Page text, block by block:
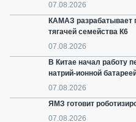
07.08.2026
КАМАЗ разрабатывает
тягачей семейства К6
07.08.2026
В Китае начал работу
натрий-ионной
07.08.2026
ЯМЗ готовит
07.08.2026